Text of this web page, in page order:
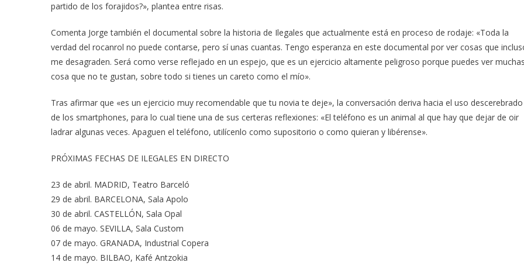
partido de los forajidos?», plantea entre risas.
Comenta Jorge también el documental sobre la historia de Ilegales que actualmente está en proceso de rodaje: «Toda la
verdad del rocanrol no puede contarse, pero sí unas cuantas. Tengo esperanza en este documental por ver cosas que
me desagraden. Será como verse reflejado en un espejo, que es un ejercicio altamente peligroso porque puedes ver
cosa que no te gustan, sobre todo si tienes un careto como el mío».
Tras afirmar que «es un ejercicio muy recomendable que tu novia te deje», la conversación deriva hacia el uso descerebrado
de los smartphones, para lo cual tiene una de sus certeras reflexiones: «El teléfono es un animal al que hay que dejar de oir
ladrar algunas veces. Apaguen el teléfono, utilícenlo como supositorio o como quieran y libérense».
PRÓXIMAS FECHAS DE ILEGALES EN DIRECTO
23 de abril. MADRID, Teatro Barceló
29 de abril. BARCELONA, Sala Apolo
30 de abril. CASTELLÓN, Sala Opal
06 de mayo. SEVILLA, Sala Custom
07 de mayo. GRANADA, Industrial Copera
14 de mayo. BILBAO, Kafé Antzokia